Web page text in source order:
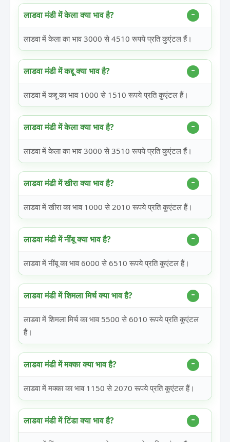
लाडवा मंडी में केला क्या भाव है?
लाडवा में केला का भाव 3000 से 4510 रूपये प्रति कुएंटल हैं।
लाडवा मंडी में कद्दू क्या भाव है?
लाडवा में कद्दू का भाव 1000 से 1510 रूपये प्रति कुएंटल हैं।
लाडवा मंडी में केला क्या भाव है?
लाडवा में केला का भाव 3000 से 3510 रूपये प्रति कुएंटल हैं।
लाडवा मंडी में खीरा क्या भाव है?
लाडवा में खीरा का भाव 1000 से 2010 रूपये प्रति कुएंटल हैं।
लाडवा मंडी में नींबू क्या भाव है?
लाडवा में नींबू का भाव 6000 से 6510 रूपये प्रति कुएंटल हैं।
लाडवा मंडी में शिमला मिर्च क्या भाव है?
लाडवा में शिमला मिर्च का भाव 5500 से 6010 रूपये प्रति कुएंटल
हैं।
लाडवा मंडी में मक्का क्या भाव है?
लाडवा में मक्का का भाव 1150 से 2070 रूपये प्रति कुएंटल हैं।
लाडवा मंडी में टिंडा क्या भाव है?